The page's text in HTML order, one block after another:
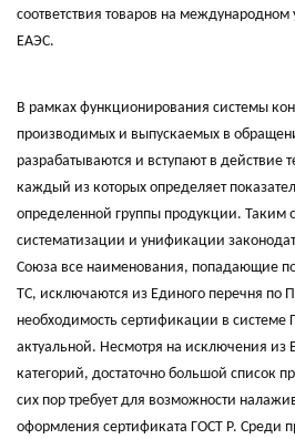
соответствия товаров на международном
ЕАЭС.
В рамках функционирования системы
производимых и выпускаемых в
разрабатываются и вступают в действие
каждый из которых определяет
определенной группы продукции. Таким
систематизации и унификации
Союза все наименования, попадающие
ТС, исключаются из Единого перечня по
необходимость сертификации в системе
актуальной. Несмотря на исключения из
категорий, достаточно большой список
сих пор требует для возможности
оформления сертификата ГОСТ Р. Среди